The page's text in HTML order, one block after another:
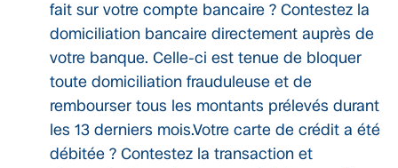
fait sur votre compte bancaire ? Contestez la
domiciliation bancaire directement auprès de
votre banque. Celle-ci est tenue de bloquer
toute domiciliation frauduleuse et de
rembourser tous les montants prélevés durant
les 13 derniers mois.Votre carte de crédit a été
débitée ? Contestez la transaction et